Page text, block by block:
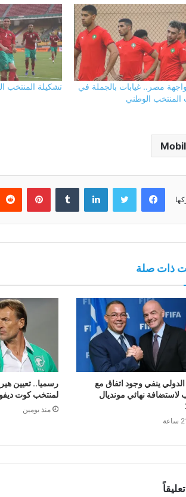
مصر.. غيابات بالجملة في
المنتخب الوطني
تشكيلة المنتخب
فيسبوك تويتر لينكدإن
ذات صلة
الدولي ينفي وجود اتفاق مع
لاستضافة نهائي مونديال
رسميا.. تعيين
لمنتخب كوت
منذ يومين